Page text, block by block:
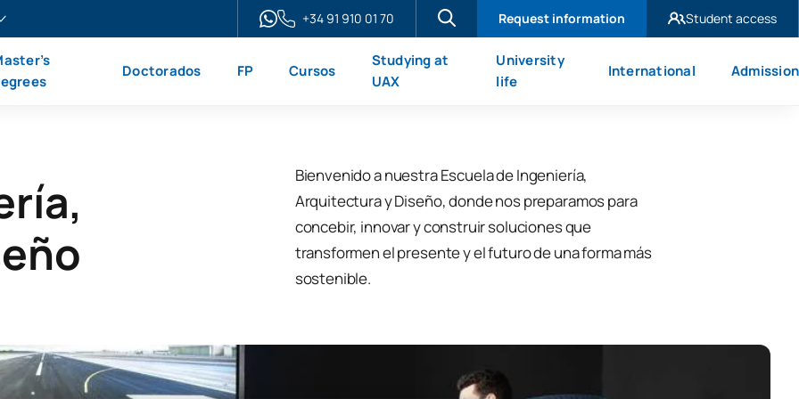
+34 91 910 01 70 Request information
Student access
UAX Mare Nostrum
Doctorados FP Cursos
Studying at
UAX
University
life
International Admission
Bienvenido a nuestra Escuela de Ingeniería,
Arquitectura y Diseño, donde nos preparamos para
concebir, innovar y construir soluciones que
transformen el presente y el futuro de una forma más
sostenible.